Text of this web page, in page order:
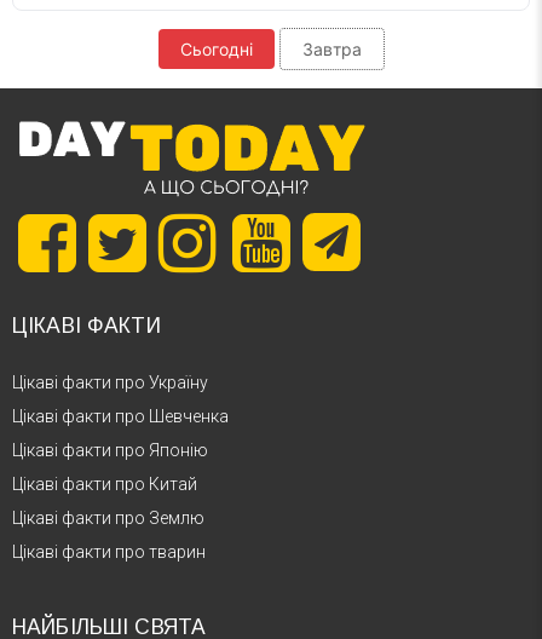
Сьогодні Завтра
ЦІКАВІ ФАКТИ
Цікаві факти про Україну
Цікаві факти про Шевченка
Цікаві факти про Японію
Цікаві факти про Китай
Цікаві факти про Землю
Цікаві факти про тварин
НАЙБІЛЬШІ СВЯТА